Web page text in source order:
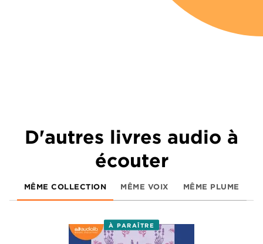
D'autres livres audio à
écouter
MÊME COLLECTION MÊME VOIX MÊME PLUME
À PARAÎTRE